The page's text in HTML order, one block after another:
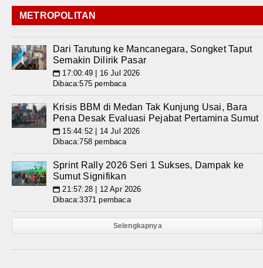
METROPOLITAN
Dari Tarutung ke Mancanegara, Songket Taput
Semakin Dilirik Pasar
📅 17:00:49 | 16 Jul 2026
Dibaca:575 pembaca
Krisis BBM di Medan Tak Kunjung Usai, Bara
Pena Desak Evaluasi Pejabat Pertamina Sumut
📅 15:44:52 | 14 Jul 2026
Dibaca:758 pembaca
Sprint Rally 2026 Seri 1 Sukses, Dampak ke
Sumut Signifikan
📅 21:57:28 | 12 Apr 2026
Dibaca:3371 pembaca
Selengkapnya